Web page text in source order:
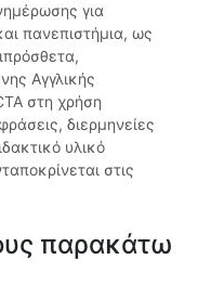
για
πανεπιστήμια, ως
Αγγλικής
στη χρήση
διερμηνείες
υλικό
στις
παρακάτω